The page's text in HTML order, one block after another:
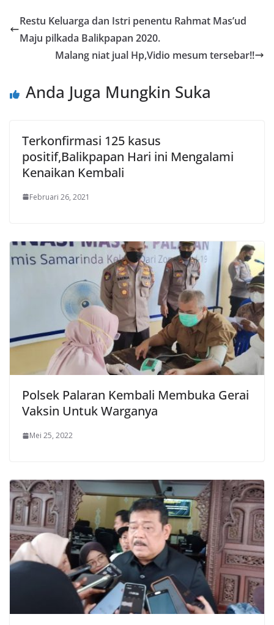
Restu Keluarga dan Istri penentu Rahmat Mas’ud
Maju pilkada Balikpapan 2020.
Malang niat jual Hp,Vidio mesum tersebar!!
Anda Juga Mungkin Suka
Terkonfirmasi 125 kasus
positif,Balikpapan Hari ini Mengalami
Kenaikan Kembali
Februari 26, 2021
Polsek Palaran Kembali Membuka Gerai
Vaksin Untuk Warganya
Mei 25, 2022